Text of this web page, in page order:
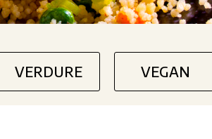
VERDURE VEGAN